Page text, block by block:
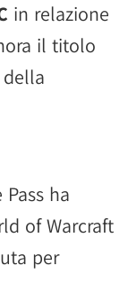
in relazione
il titolo
ha
of Warcraft
per